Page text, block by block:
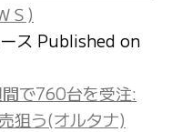
Ｓ)
ス Published on
で760台を受注:
狙う(オルタナ)